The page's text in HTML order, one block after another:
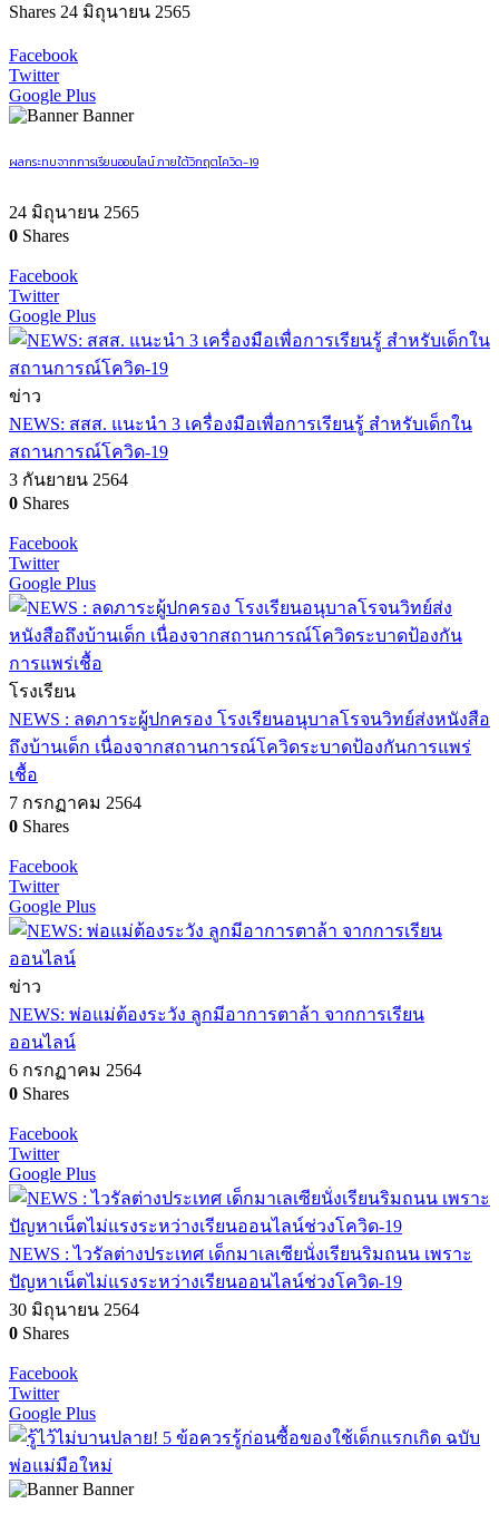
Shares 24 มิถุนายน 2565
Facebook
Twitter
Google Plus
Banner
ผลกระทบจากการเรียนออนไลน์ ภายใต้วิกฤตโควิด-19
24 มิถุนายน 2565
0 Shares
Facebook
Twitter
Google Plus
ข่าว
NEWS: สสส. แนะนำ 3 เครื่องมือเพื่อการเรียนรู้ สำหรับเด็กใน
สถานการณ์โควิด-19
3 กันยายน 2564
0 Shares
Facebook
Twitter
Google Plus
โรงเรียน
NEWS : ลดภาระผู้ปกครอง โรงเรียนอนุบาลโรจนวิทย์ส่งหนังสือ
ถึงบ้านเด็ก เนื่องจากสถานการณ์โควิดระบาดป้องกันการแพร่
เชื้อ
7 กรกฏาคม 2564
0 Shares
Facebook
Twitter
Google Plus
ข่าว
NEWS: พ่อแม่ต้องระวัง ลูกมีอาการตาล้า จากการเรียน
ออนไลน์
6 กรกฏาคม 2564
0 Shares
Facebook
Twitter
Google Plus
NEWS : ไวรัลต่างประเทศ เด็กมาเลเซียนั่งเรียนริมถนน เพราะ
ปัญหาเน็ตไม่แรงระหว่างเรียนออนไลน์ช่วงโควิด-19
30 มิถุนายน 2564
0 Shares
Facebook
Twitter
Google Plus
Banner